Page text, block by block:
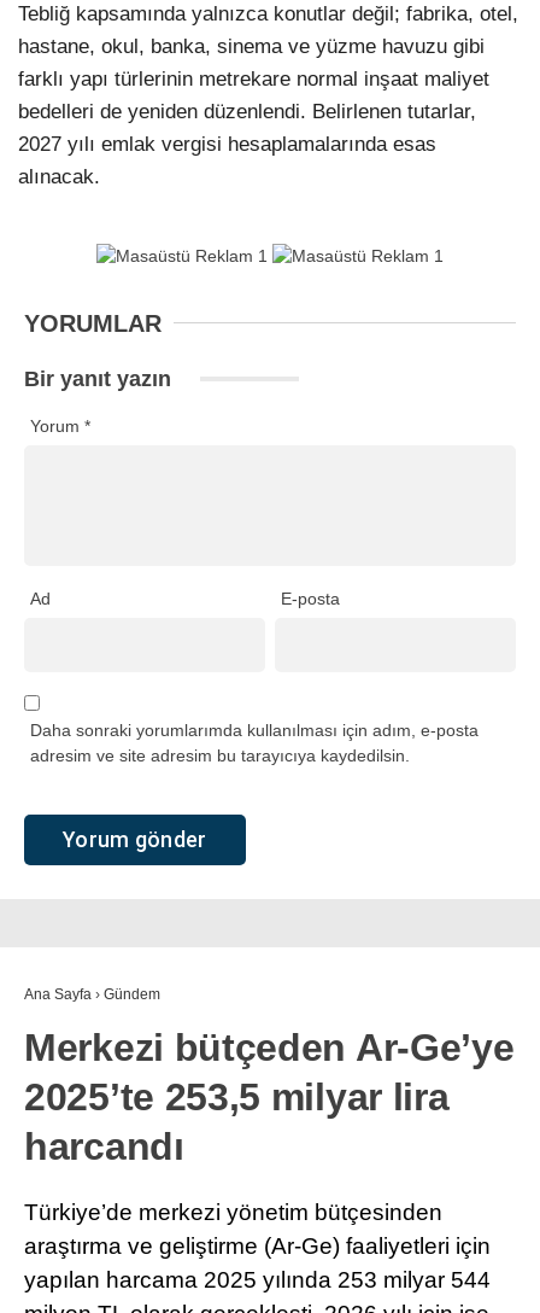
Tebliğ kapsamında yalnızca konutlar değil; fabrika, otel,
hastane, okul, banka, sinema ve yüzme havuzu gibi
farklı yapı türlerinin metrekare normal inşaat maliyet
bedelleri de yeniden düzenlendi. Belirlenen tutarlar,
2027 yılı emlak vergisi hesaplamalarında esas
alınacak.
YORUMLAR
Bir yanıt yazın
Yorum *
Ad E-posta
Daha sonraki yorumlarımda kullanılması için adım, e-posta
adresim ve site adresim bu tarayıcıya kaydedilsin.
Ana Sayfa › Gündem
Merkezi bütçeden Ar-Ge’ye
2025’te 253,5 milyar lira
harcandı
Türkiye’de merkezi yönetim bütçesinden
araştırma ve geliştirme (Ar-Ge) faaliyetleri için
yapılan harcama 2025 yılında 253 milyar 544